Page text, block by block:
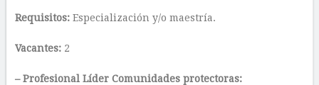
Requisitos: Especialización y/o maestría.
Vacantes:2
– Profesional Líder Comunidades protectoras: